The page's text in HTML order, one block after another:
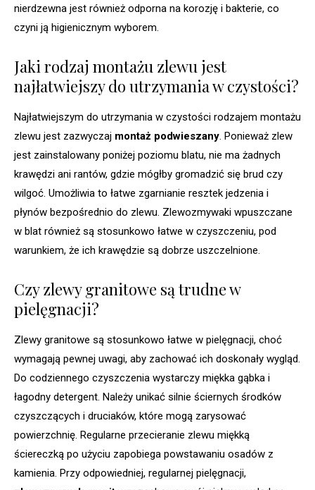
nierdzewna jest również odporna na korozję i bakterie, co
czyni ją higienicznym wyborem.
Jaki rodzaj montażu zlewu jest
najłatwiejszy do utrzymania w czystości?
Najłatwiejszym do utrzymania w czystości rodzajem montażu
zlewu jest zazwyczaj montaż podwieszany. Ponieważ zlew
jest zainstalowany poniżej poziomu blatu, nie ma żadnych
krawędzi ani rantów, gdzie mógłby gromadzić się brud czy
wilgoć. Umożliwia to łatwe zgarnianie resztek jedzenia i
płynów bezpośrednio do zlewu. Zlewozmywaki wpuszczane
w blat również są stosunkowo łatwe w czyszczeniu, pod
warunkiem, że ich krawędzie są dobrze uszczelnione.
Czy zlewy granitowe są trudne w
pielęgnacji?
Zlewy granitowe są stosunkowo łatwe w pielęgnacji, choć
wymagają pewnej uwagi, aby zachować ich doskonały wygląd.
Do codziennego czyszczenia wystarczy miękka gąbka i
łagodny detergent. Należy unikać silnie ściernych środków
czyszczących i druciaków, które mogą zarysować
powierzchnię. Regularne przecieranie zlewu miękką
ściereczką po użyciu zapobiega powstawaniu osadów z
kamienia. Przy odpowiedniej, regularnej pielęgnacji,